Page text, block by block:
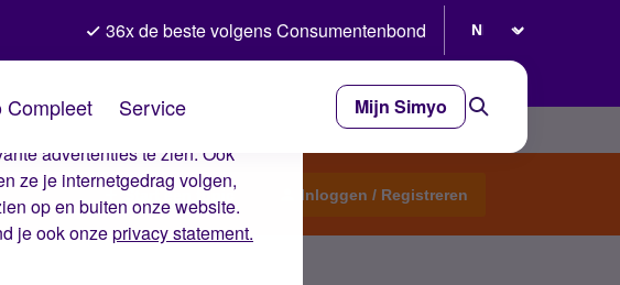
ervoor dat je ervaring op de
advertenties te zien. Ook
ze je internetgedrag volgen,
op en buiten onze website.
je ook onzeprivacy statement.
36x de beste volgens Consumentenbond
Compleet Service Mijn Simyo
Start een topic Inloggen / Registreren